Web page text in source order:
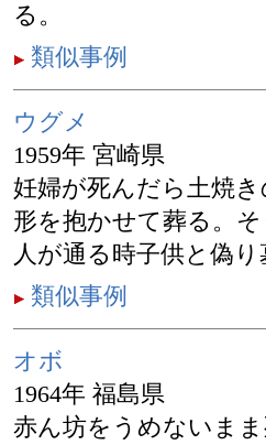
る。
類似事例
ウグメ
1959年 宮崎県
妊婦が死んだら土焼
形を抱かせて葬る。
人が通る時子供と偽
類似事例
オボ
1964年 福島県
赤ん坊をうめないま